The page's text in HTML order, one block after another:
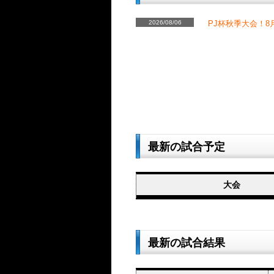
2026/08/06 PJ杯秋季大会！8
最新の試合予定
大会
最新の試合結果